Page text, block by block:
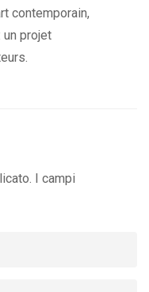
contemporain,
un projet
I campi